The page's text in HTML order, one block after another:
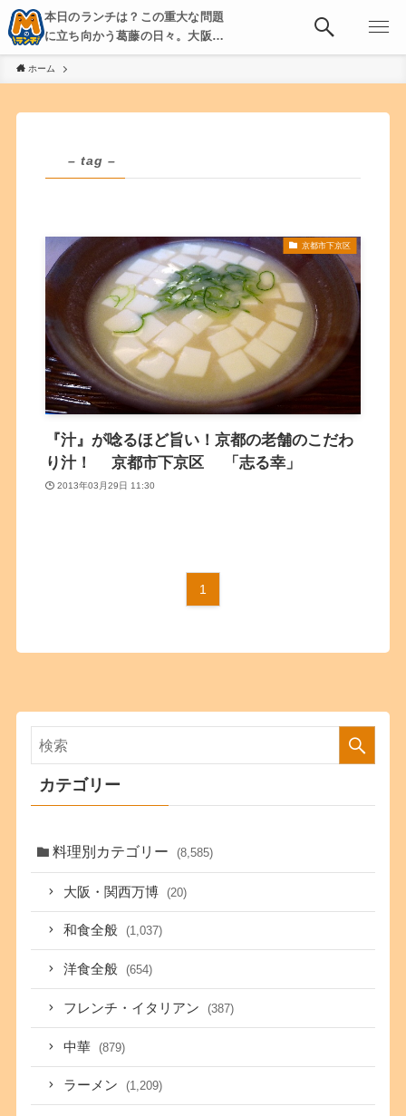
本日のランチは？この重大な問題
に立ち向かう葛藤の日々。大阪・
京都・神戸を中心とした食べ歩
き、飲み歩きを綴る。
ホーム
– tag –
京都市下京区
『汁』が唸るほど旨い！京都の老舗のこだわ
り汁！ 京都市下京区 「志る幸」
2013年03月29日 11:30
1
カテゴリー
料理別カテゴリー (8,585)
大阪・関西万博 (20)
和食全般 (1,037)
洋食全般 (654)
フレンチ・イタリアン (387)
中華 (879)
ラーメン (1,209)